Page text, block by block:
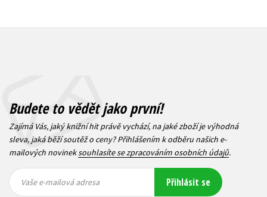
Budete to vědět jako první!
Zajímá Vás, jaký knižní hit právě vychází, na jaké zboží je výhodná
sleva, jaká běží soutěž o ceny? Přihlášením k odběru našich e-
mailových novineksouhlasíte se zpracováním osobních údajů.
mailová
mailová
Vaše e-mailová adresa Přihlásit se